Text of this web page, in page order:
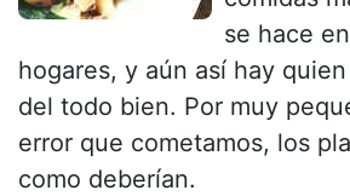
se hace
hogares, y aún así hay
del todo bien. Por muy
error que cometamos, los
como deberían.